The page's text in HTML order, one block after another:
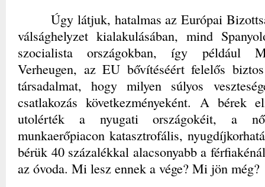
Úgy látjuk, hatalmas az Európai
válsághelyzet kialakulásában, mind
szocialista országokban, így például
Verheugen, az EU bővítéséért felelős
társadalmat, hogy milyen súlyos
csatlakozás következményeként. A bérek
utolérték a nyugati országokéit, a
munkaerőpiacon katasztrofális,
bérük 40 százalékkal alacsonyabb a
az óvoda. Mi lesz ennek a vége? Mi jön még?